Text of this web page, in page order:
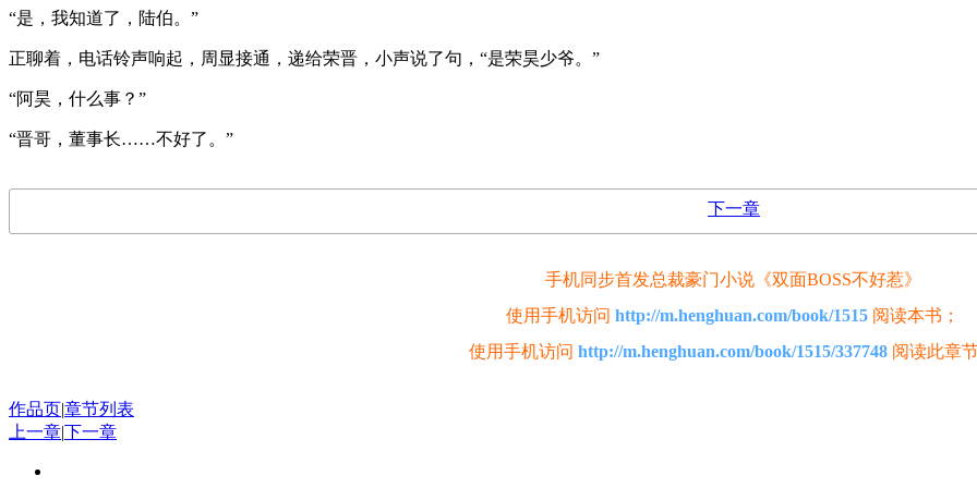
“是，我知道了，陆伯。”
正聊着，电话铃声响起，周显接通，递给荣晋，小声说了句，“是荣昊少爷。”
“阿昊，什么事？”
“晋哥，董事长……不好了。”
下一章
手机同步首发总裁豪门小说《双面BOSS不好惹》
使用手机访问 http://m.henghuan.com/book/1515 阅读本书；
使用手机访问 http://m.henghuan.com/book/1515/337748 阅读此章
作品页|章节列表
上一章|下一章